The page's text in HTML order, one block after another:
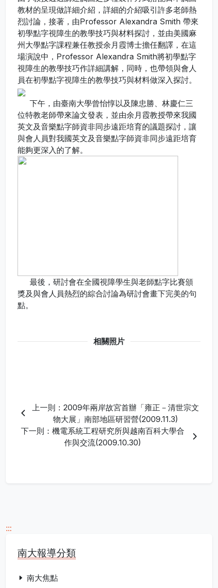
教材的呈現做詳細介紹，詳細的介紹吸引許多老師熱
烈討論，接著，由Professor Alexandra Smith 帶來
初學點字視障生的教學技巧與材料探討，並由美國麻
州大學點字課程兼任教授余月霞博士擔任翻譯，在這
場演說中，Professor Alexandra Smith將初學點字
視障生的教學技巧作詳細講解，同時，也帶領與會人
員在初學點字視障生的教學技巧與材料做深入探討。
下午，由臺南大學曾怡惇以及陳忠勝、林慶仁三
位特教老師帶來論文發表，並由余月霞教授帶來我國
英文及音樂點字師資非同步遠距培育的議題探討，讓
與會人員對我國英文及音樂點字師資非同步遠距培育
能夠更深入的了解。
最後，研討會在全國視障學生與老師點字比賽頒
獎及與會人員熱烈的綜合討論為研討會畫下完美的句
點。
相關照片
上一則：2009年兩岸故宮首辦「雍正－清世宗文
物大展」南部地區研習營(2009.11.3)
下一則：機電系統工程研究所與越南百科大學合
作與交流(2009.10.30)
:::
南大報導分類
南大焦點